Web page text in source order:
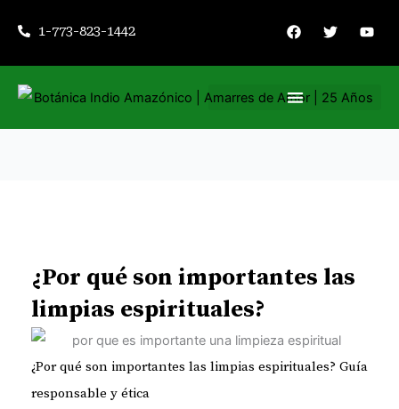
contenido
1-773-823-1442
F
a
e
o
T
w
t
e
Y
o
t
b
¿Por qué son importantes las
limpias espirituales?
¿Por qué son importantes las limpias espirituales? Guía
responsable y ética